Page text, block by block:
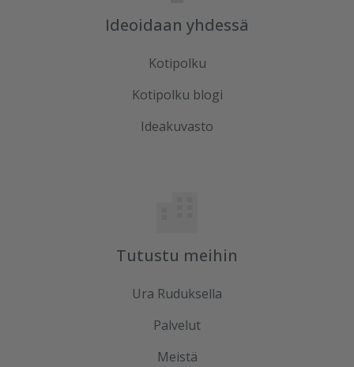
Ideoidaan yhdessä
Kotipolku
Kotipolku blogi
Ideakuvasto
Tutustu meihin
Ura Ruduksella
Palvelut
Meistä